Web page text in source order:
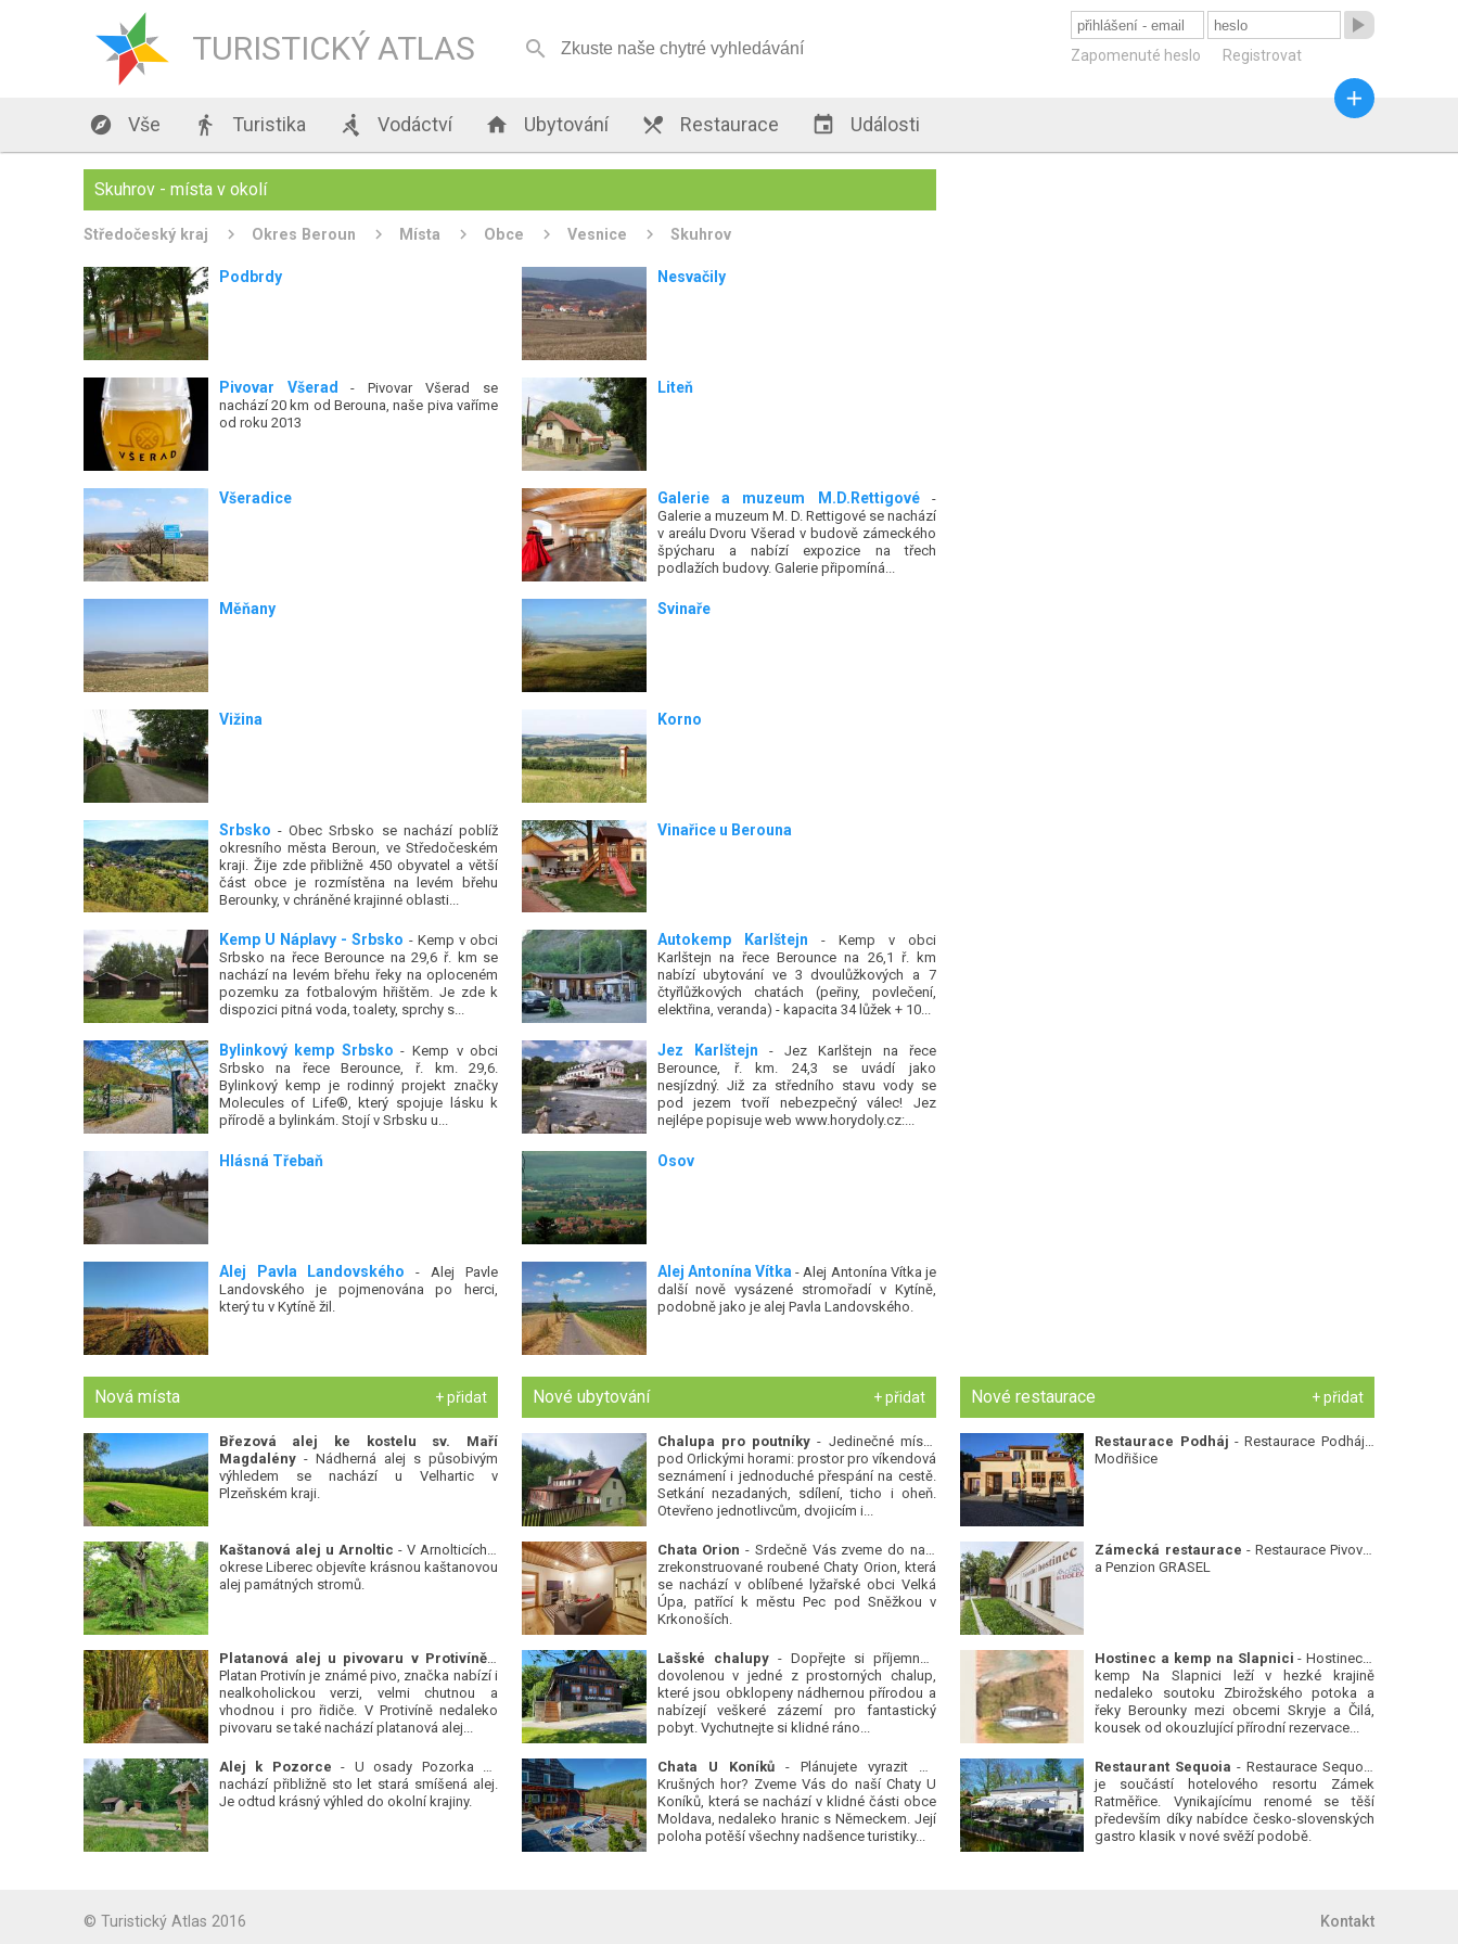
TURISTICKÝ ATLAS 

Zapomenuté heslo Registrovat
 Vše  Turistika  Vodáctví  Ubytování  Restaurace  Události

Skuhrov - místa v okolí
Středočeský kraj Okres Beroun Místa Obce Vesnice Skuhrov
Nesvačily
Podbrdy
Liteň
Pivovar Všerad
- Pivovar Všerad se
nachází 20 km od Berouna, naše piva vaříme
od roku 2013
Galerie a muzeum M.D.Rettigové-
Galerie a muzeum M. D. Rettigové se nachází
v areálu Dvoru Všerad v budově zámeckého
špýcharu a nabízí expozice na třech
podlažích budovy. Galerie připomíná...
Všeradice
Svinaře
Měňany
Korno
Vižina
Vinařice u Berouna
Srbsko - Obec Srbsko se nachází poblíž
okresního města Beroun, ve Středočeském
kraji. Žije zde přibližně 450 obyvatel a větší
část obce je rozmístěna na levém břehu
Berounky, v chráněné krajinné oblasti...
Autokemp Karlštejn - Kemp v obci
Karlštejn na řece Berounce na 26,1 ř. km
nabízí ubytování ve 3 dvoulůžkových a 7
čtyřlůžkových chatách (peřiny, povlečení,
elektřina, veranda) - kapacita 34 lůžek + 10...
Kemp U Náplavy - Srbsko - Kemp v obci
Srbsko na řece Berounce na 29,6 ř. km se
nachází na levém břehu řeky na oploceném
pozemku za fotbalovým hřištěm. Je zde k
dispozici pitná voda, toalety, sprchy s...
Jez Karlštejn - Jez Karlštejn na řece
Berounce, ř. km. 24,3 se uvádí jako
nesjízdný. Již za středního stavu vody se
pod jezem tvoří nebezpečný válec! Jez
nejlépe popisuje web www.horydoly.cz:...
Bylinkový kemp Srbsko - Kemp v obci
Srbsko na řece Berounce, ř. km. 29,6.
Bylinkový kemp je rodinný projekt značky
Molecules of Life®, který spojuje lásku k
přírodě a bylinkám. Stojí v Srbsku u...
Osov
Hlásná Třebaň
Alej Antonína Vítka - Alej Antonína Vítka je
další nově vysázené stromořadí v Kytíně,
podobně jako je alej Pavla Landovského.
Alej Pavla Landovského - Alej Pavle
Landovského je pojmenována po herci,
který tu v Kytíně žil.
Nová místa + přidat
Březová alej ke kostelu sv. Maří
Magdalény- Nádherná alej s působivým
výhledem se nachází u Velhartic v
Plzeňském kraji.
Kaštanová alej u Arnoltic - V Arnolticích v
okrese Liberec objevíte krásnou kaštanovou
alej památných stromů.
Platanová alej u pivovaru v Protivíně-
Platan Protivín je známé pivo, značka nabízí i
nealkoholickou verzi, velmi chutnou a
vhodnou i pro řidiče. V Protivíně nedaleko
pivovaru se také nachází platanová alej...
Alej k Pozorce - U osady Pozorka se
nachází přibližně sto let stará smíšená alej.
Je odtud krásný výhled do okolní krajiny.
Nové ubytování + přidat
Chalupa pro poutníky - Jedinečné místo
pod Orlickými horami: prostor pro víkendová
seznámení i jednoduché přespání na cestě.
Setkání nezadaných, sdílení, ticho i oheň.
Otevřeno jednotlivcům, dvojicím i...
Chata Orion - Srdečně Vás zveme do naší
zrekonstruované roubené Chaty Orion, která
se nachází v oblíbené lyžařské obci Velká
Úpa, patřící k městu Pec pod Sněžkou v
Krkonoších.
Lašské chalupy- Dopřejte si příjemnou
dovolenou v jedné z prostorných chalup,
které jsou obklopeny nádhernou přírodou a
nabízejí veškeré zázemí pro fantastický
pobyt. Vychutnejte si klidné ráno...
Chata U Koníků- Plánujete vyrazit do
Krušných hor? Zveme Vás do naší Chaty U
Koníků, která se nachází v klidné části obce
Moldava, nedaleko hranic s Německem. Její
poloha potěší všechny nadšence turistiky...
Nové restaurace + přidat
Restaurace Podháj - Restaurace Podháj -
Modřišice
Zámecká restaurace - Restaurace Pivovar
a Penzion GRASEL
Hostinec a kemp na Slapnici - Hostinec a
kemp Na Slapnici leží v hezké krajině
nedaleko soutoku Zbirožského potoka a
řeky Berounky mezi obcemi Skryje a Čilá,
kousek od okouzlující přírodní rezervace...
Restaurant Sequoia - Restaurace Sequoia
je součástí hotelového resortu Zámek
Ratměřice. Vynikajícímu renomé se těší
především díky nabídce česko-slovenských
gastro klasik v nové svěží podobě.
© Turistický Atlas 2016 Kontakt